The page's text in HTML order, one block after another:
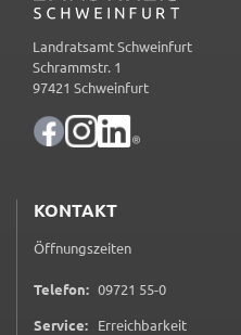
Landratsamt Schweinfurt
Schrammstr. 1
97421 Schweinfurt
KONTAKT
Öffnungszeiten
Telefon: 09721 55-00 9 7 2 1 5 5 0
Service: Erreichbarkeit